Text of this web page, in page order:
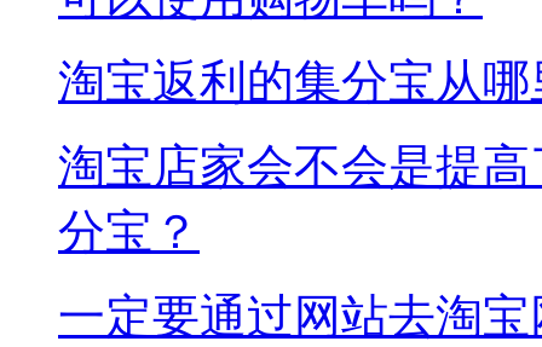
淘宝返利的集分宝从
淘宝店家会不会是提
分宝？
一定要通过网站去淘